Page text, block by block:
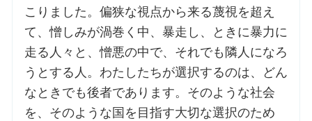
こりました。偏狭な視点から来る蔑視を超え
て、憎しみが渦巻く中、暴走し、ときに暴力に
走る人々と、憎悪の中で、それでも隣人になろ
うとする人。わたしたちが選択するのは、どん
なときでも後者であります。そのような社会
を、そのような国を目指す大切な選択のため